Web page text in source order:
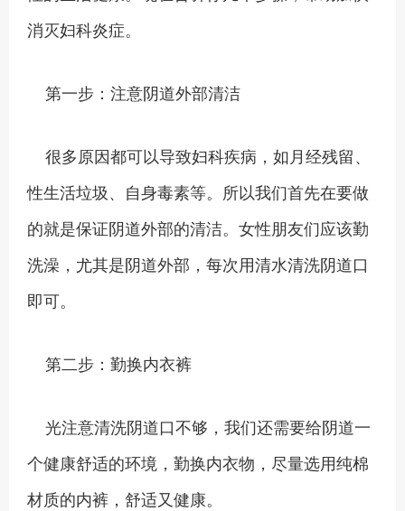
消灭妇科炎症。
第一步：注意阴道外部清洁
很多原因都可以导致妇科疾病，如月经残留、
性生活垃圾、自身毒素等。所以我们首先在要做
的就是保证阴道外部的清洁。女性朋友们应该勤
洗澡，尤其是阴道外部，每次用清水清洗阴道口
即可。
第二步：勤换内衣裤
光注意清洗阴道口不够，我们还需要给阴道一
个健康舒适的环境，勤换内衣物，尽量选用纯棉
材质的内裤，舒适又健康。